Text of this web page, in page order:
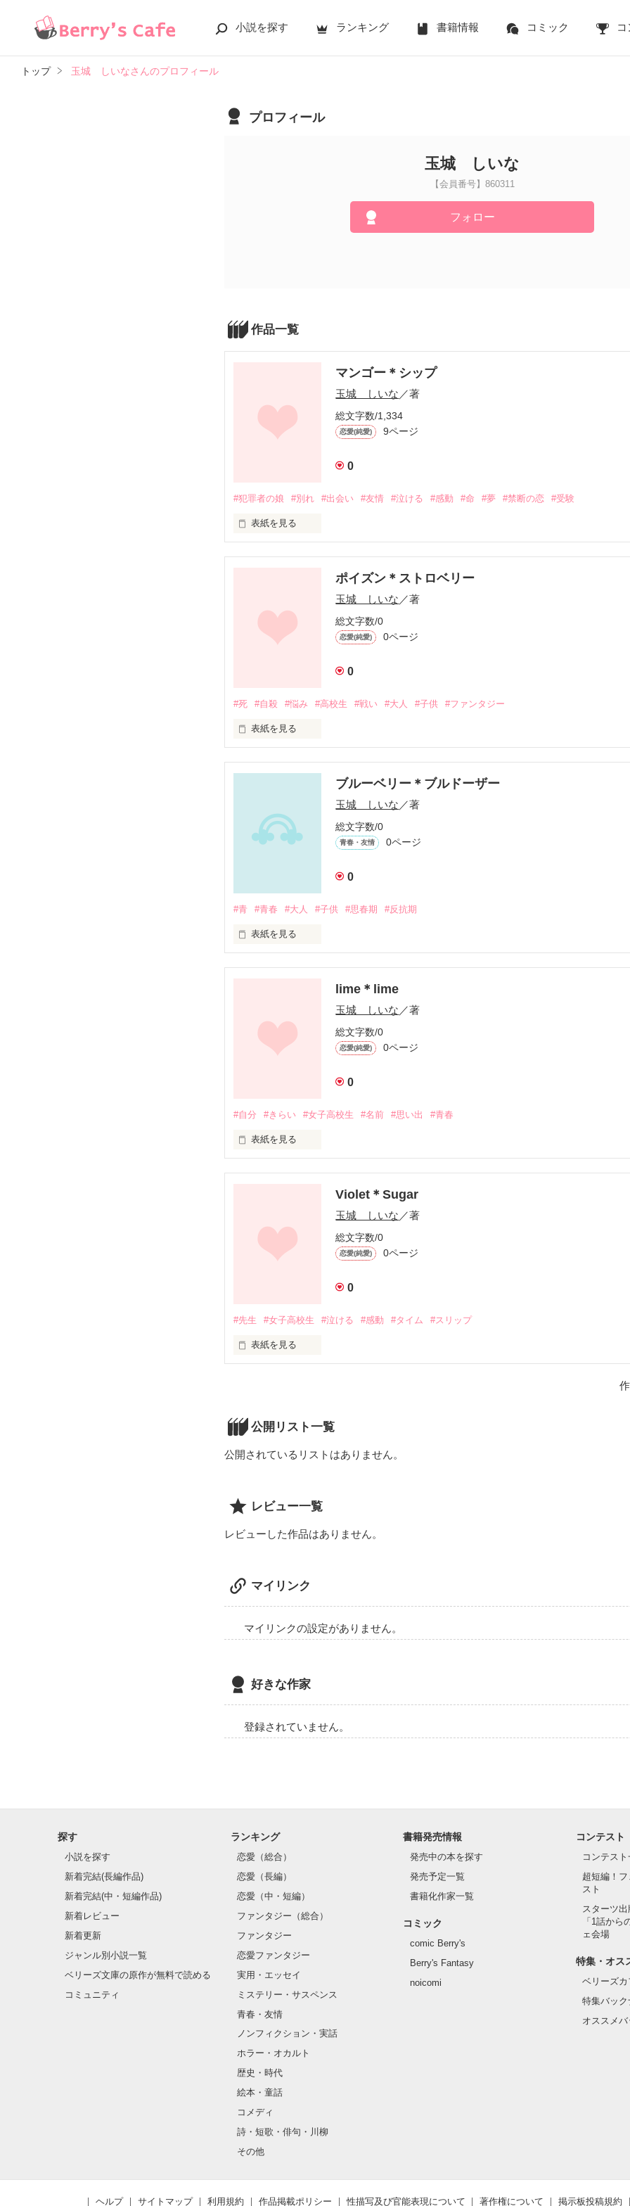
小説を探す ランキング 書籍情報 コミック コ
トップ 玉城 しいなさんのプロフィール
プロフィール
玉城 しいな
【会員番号】860311
フォロー
作品一覧
マンゴー＊シップ
玉城 しいな／著
総文字数/1,334
恋愛(純愛) 9ページ
0
#犯罪者の娘 #別れ #出会い #友情 #泣ける #感動 #命 #夢 #禁断の恋 #受験
表紙を見る
ある日突然14歳のエイリは、犯罪者の娘になってしまった。
夢、友達、家族を失ったエイリは、引き取られた親戚の元へ。
そこには学校は違うものの、自分の父親が殺してしまった女性の弟が。
苦しいのは、誰か。
ポイズン＊ストロベリー
玉城 しいな ／著
総文字数/0
恋愛(純愛) 0ページ
0
#死 #自殺 #悩み #高校生 #戦い #大人 #子供 #ファンタジー
表紙を見る
ぼんやり道を歩いてた。
人は、いない。なんの音もしない。
高校1年生の大宮 星汰(ｵｵﾐﾔ ｾｲﾀ)は、高校入学1週間後に意識を失った。
なぜ、ここにたどり着いたのか。
少女の持っていた籠には、大粒の熟れたイチゴが。
｢ひとつ…ください｣
喉もお腹も限界だった星汰を見つめたまま、少女は何も言わずに大きなイチゴを口にく
星汰の口へイチゴを運んだ。
そこからの記憶はない。
目が覚めたら白い天井が見えた。
ブルーベリー＊ブルドーザー
玉城 しいな ／著
総文字数/0
青春・友情 0ページ
0
#青 #青春 #大人 #子供 #思春期 #反抗期
表紙を見る
lime＊lime
玉城 しいな ／著
総文字数/0
恋愛(純愛) 0ページ
0
#自分 #きらい #女子高校生 #名前 #思い出 #青春
表紙を見る
自分と変わって、どちらかというと女の子みたいな名前の男の子。
自分と違って、自分の名前を気に入っている彼。
彼と出会って、全てが変わった伊月。
自分を好きになれるように。大人になるために。ちょっとだけ強くなれる物語。
Violet＊Sugar
玉城 しいな ／著
総文字数/0
恋愛(純愛) 0ページ
0
#先生 #女子高校生 #泣ける #感動 #タイム #スリップ
表紙を見る
高2の3月。想いを寄せていた先生がこの学校を去ることを知り、バイト代と2~3日分の
出をした未空。
｢強くなるために、未来に戻ろう。｣
公開リスト一覧
公開されているリストはありません。
レビュー一覧
レビューした作品はありません。
マイリンク
マイリンクの設定がありません。
好きな作家
登録されていません。
探す
小説を探す
新着完結(長編作品)
新着完結(中・短編作品)
新着レビュー
新着更新
ジャンル別小説一覧
ベリーズ文庫の原作が無料で読める
コミュニティ
ランキング
恋愛（総合）
恋愛（長編）
恋愛（中・短編）
ファンタジー（総合）
ファンタジー
恋愛ファンタジー
実用・エッセイ
ミステリー・サスペンス
青春・友情
ノンフィクション・実話
ホラー・オカルト
歴史・時代
絵本・童話
コメディ
詩・短歌・俳句・川柳
その他
書籍発売情報
発売中の本を探す
発売予定一覧
書籍化作家一覧
コミック
comic Berry's
Berry's Fantasy
noicomi
コンテスト
コンテスト
超短編！
スト
スターツ
「1話から
ェ会場
特集・オス
ベリーズ
特集バック
オススメ
ヘルプ サイトマップ 利用規約 作品掲載ポリシー 性描写及び官能表現について 著作権について 掲示板投稿規約